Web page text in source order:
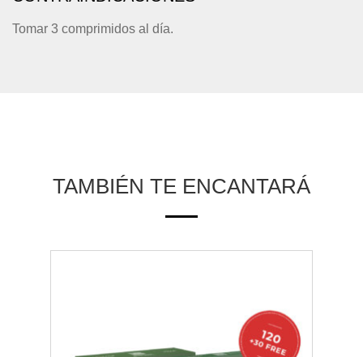
Tomar 3 comprimidos al día.
TAMBIÉN TE ENCANTARÁ